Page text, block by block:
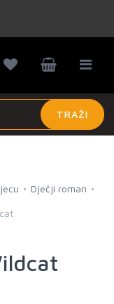
TRAŽI
Dječji roman